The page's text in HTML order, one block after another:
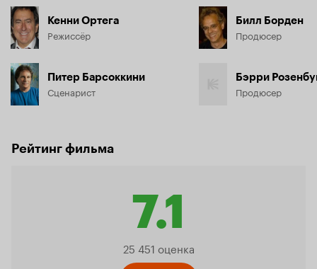
Кенни Ортега
Режиссёр
Питер Барсоккини
Сценарист
Билл Борден
Продюсер
Бэрри
Продюсер
Рейтинг фильма
7.1
25 451 оценка